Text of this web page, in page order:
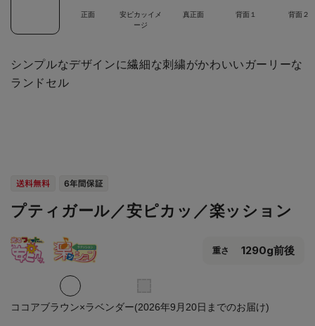
正面
安ピカッイメ
ージ
真正面 背面１ 背面２
シンプルなデザインに繊細な刺繍がかわいいガーリーな
ランドセル
プティガール／安ピカッ／楽ッション
重さ 1290g前後
ココアブラウン×ラベンダー(2026年9月20日までのお届け)